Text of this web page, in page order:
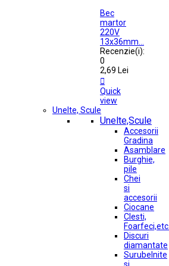
Bec
martor
220V
13x36mm...
Recenzie(i):
0
2,69 Lei

Quick
view
Unelte, Scule
Unelte,Scule
Accesorii
Gradina
Asamblare
Burghie,
pile
Chei
si
accesorii
Ciocane
Clesti,
Foarfeci,etc.
Discuri
diamantate
Surubelnite